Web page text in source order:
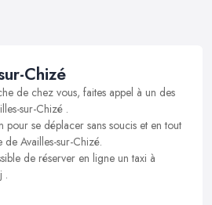
Chizé
de chez vous, faites appel à un des
sur-Chizé .
pour se déplacer sans soucis et en tout
Availles-sur-Chizé.
de réserver en ligne un taxi à
.